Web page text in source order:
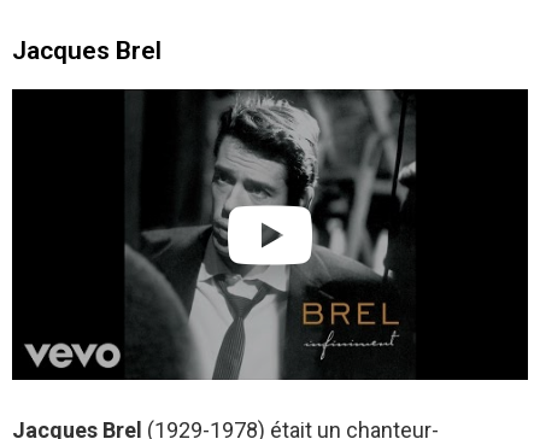
Jacques Brel
Jacques Brel (1929-1978) était un chanteur-